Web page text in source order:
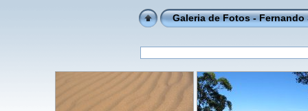
Galeria de Fotos - Fernando